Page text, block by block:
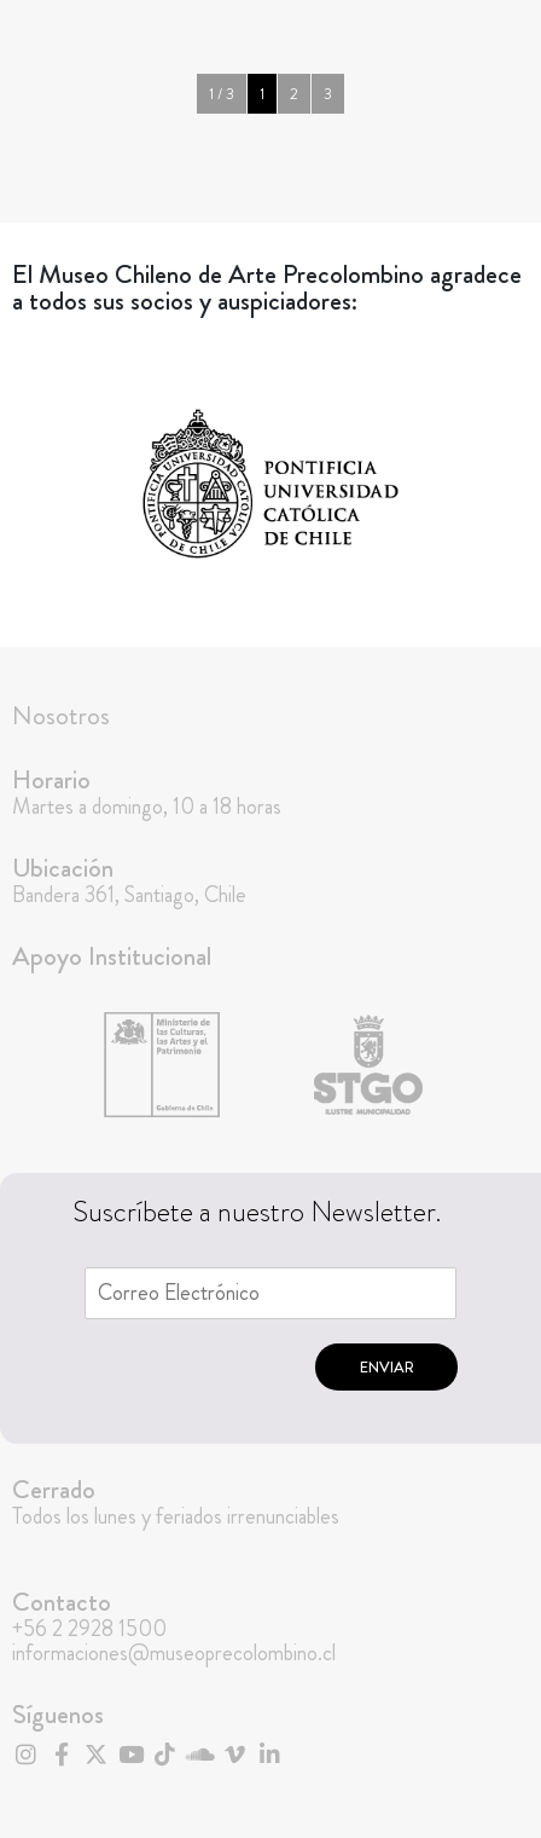
1 / 3 1 2 3
El Museo Chileno de Arte Precolombino agradece
a todos sus socios y auspiciadores:
Nosotros
Horario
Martes a domingo, 10 a 18 horas
Ubicación
Bandera 361, Santiago, Chile
Apoyo Institucional
Suscríbete a nuestro Newsletter.
ENVIAR
Cerrado
Todos los lunes y feriados irrenunciables
Contacto
+56 2 2928 1500
informaciones@museoprecolombino.cl
Síguenos